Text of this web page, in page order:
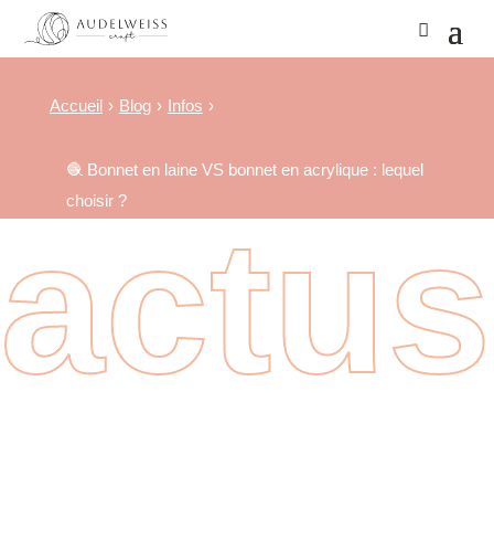
Accueil Blog Infos
🧶 Bonnet en laine VS bonnet en acrylique : lequel
choisir ?